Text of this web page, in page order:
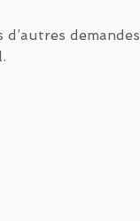
demandes